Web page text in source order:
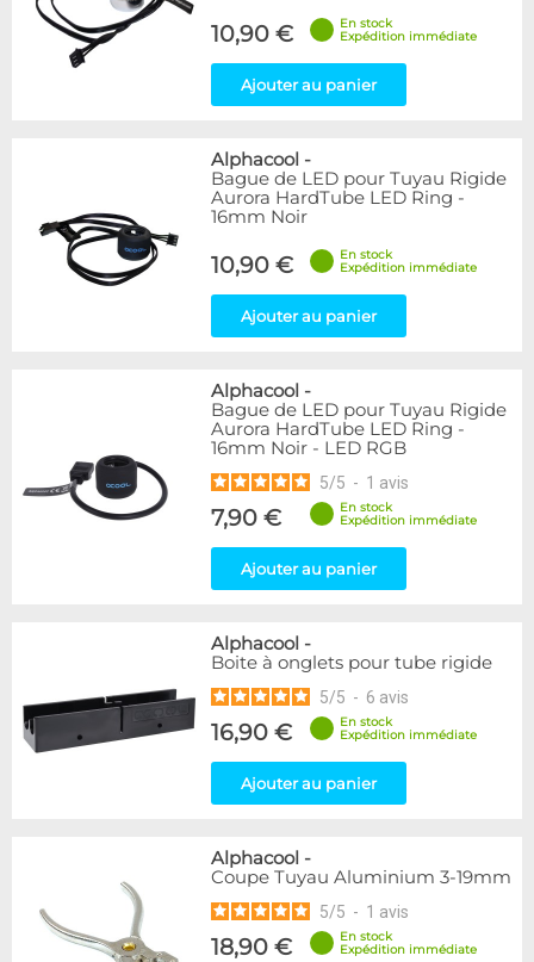
10,90 €
En stock
Expédition immédiate
Ajouter au panier
Alphacool -
Bague de LED pour Tuyau Rigide
Aurora HardTube LED Ring -
16mm Noir
10,90 €
En stock
Expédition immédiate
Ajouter au panier
Alphacool -
Bague de LED pour Tuyau Rigide
Aurora HardTube LED Ring -
16mm Noir - LED RGB
5/5 - 1 avis
7,90 €
En stock
Expédition immédiate
Ajouter au panier
Alphacool -
Boite à onglets pour tube rigide
5/5 - 6 avis
16,90 €
En stock
Expédition immédiate
Ajouter au panier
Alphacool -
Coupe Tuyau Aluminium 3-19mm
5/5 - 1 avis
18,90 €
En stock
Expédition immédiate